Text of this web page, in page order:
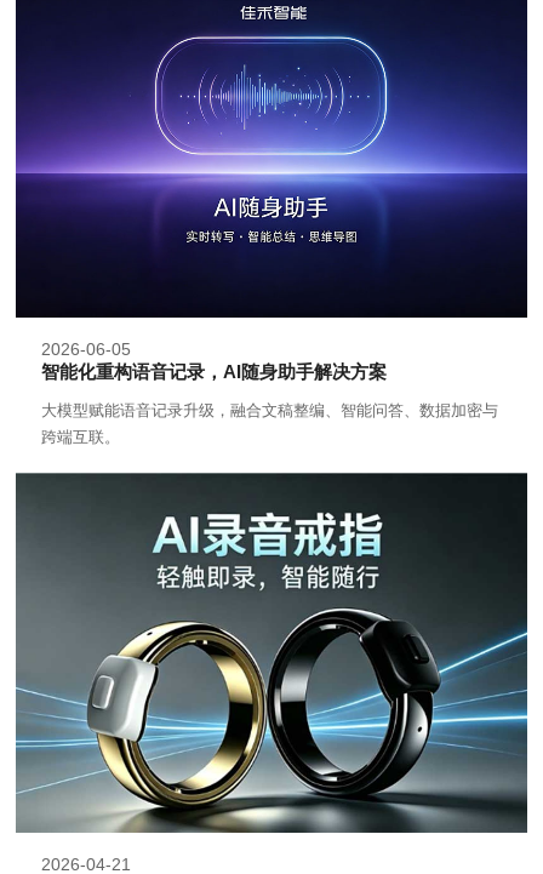
2026-06-05
智能化重构语音记录，AI随身助手解决方案
大模型赋能语音记录升级，融合文稿整编、智能问答、数据加密与
跨端互联。
2026-04-21